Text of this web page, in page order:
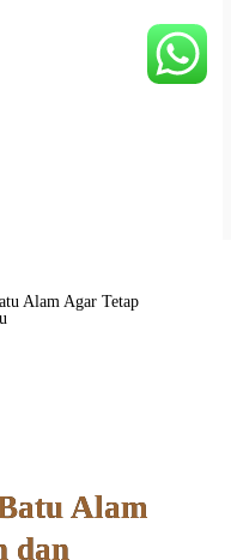
Alam Agar Tetap
Alam
dan